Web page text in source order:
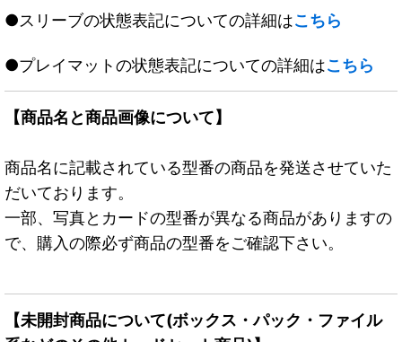
●スリーブの状態表記についての詳細はこちら
●プレイマットの状態表記についての詳細はこちら
【商品名と商品画像について】
商品名に記載されている型番の商品を発送させていた
だいております。
一部、写真とカードの型番が異なる商品がありますの
で、購入の際必ず商品の型番をご確認下さい。
【未開封商品について(ボックス・パック・ファイル